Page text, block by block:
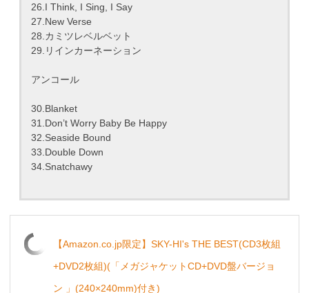
26.I Think, I Sing, I Say
27.New Verse
28.カミツレベルベット
29.リインカーネーション
アンコール
30.Blanket
31.Don’t Worry Baby Be Happy
32.Seaside Bound
33.Double Down
34.Snatchawy
【Amazon.co.jp限定】SKY-HI's THE BEST(CD3枚組
+DVD2枚組)(「メガジャケットCD+DVD盤バージョ
ン 」(240×240mm)付き)